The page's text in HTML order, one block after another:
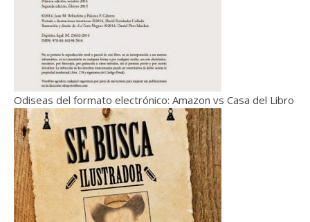
Odiseas del formato electrónico: Amazon vs Casa del Libro